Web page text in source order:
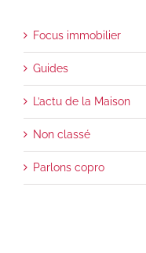
Focus immobilier
Guides
L’actu de la Maison
Non classé
Parlons copro